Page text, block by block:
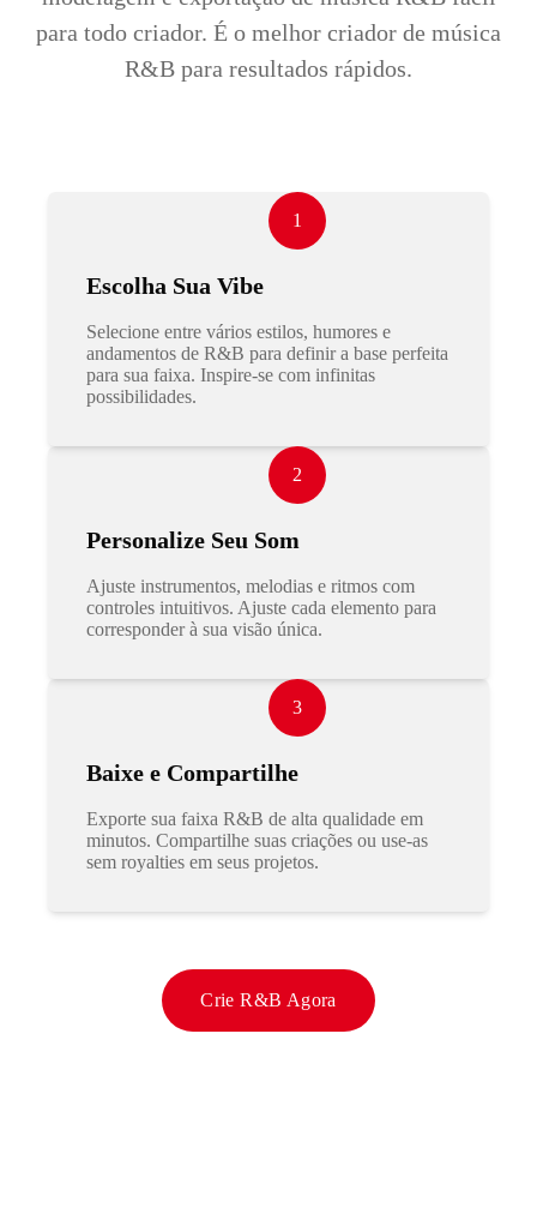
para todo criador. É o melhor criador de música
R&B para resultados rápidos.
1
Escolha Sua Vibe
Selecione entre vários estilos, humores e
andamentos de R&B para definir a base perfeita
para sua faixa. Inspire-se com infinitas
possibilidades.
2
Personalize Seu Som
Ajuste instrumentos, melodias e ritmos com
controles intuitivos. Ajuste cada elemento para
corresponder à sua visão única.
3
Baixe e Compartilhe
Exporte sua faixa R&B de alta qualidade em
minutos. Compartilhe suas criações ou use-as
sem royalties em seus projetos.
Crie R&B Agora